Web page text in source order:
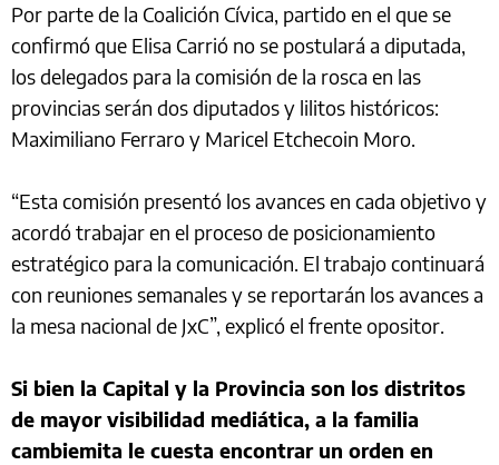
Por parte de la Coalición Cívica, partido en el que se
confirmó que Elisa Carrió no se postulará a diputada,
los delegados para la comisión de la rosca en las
provincias serán dos diputados y lilitos históricos:
Maximiliano Ferraro y Maricel Etchecoin Moro.
“Esta comisión presentó los avances en cada objetivo y
acordó trabajar en el proceso de posicionamiento
estratégico para la comunicación. El trabajo continuará
con reuniones semanales y se reportarán los avances a
la mesa nacional de JxC”, explicó el frente opositor.
Si bien la Capital y la Provincia son los distritos
de mayor visibilidad mediática, a la familia
cambiemita le cuesta encontrar un orden en